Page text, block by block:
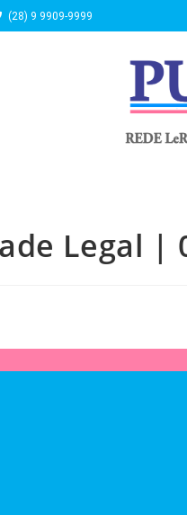
(28) 9 9909-9999
Legal |